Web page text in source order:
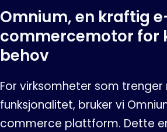
Omnium, en kraftig
commercemotor for
behov
For virksomheter som
funksjonalitet, bruker vi
commerce plattform. Dette